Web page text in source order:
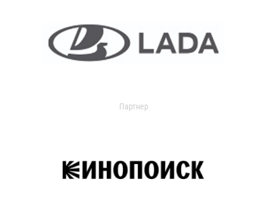
Партнер